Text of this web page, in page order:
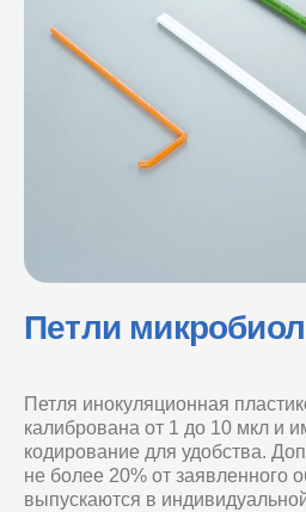
Петли
Петля инокуляционная
калибрована от 1 до 10 мкл и
кодирование для удобства.
не более 20% от заявленного
выпускаются в